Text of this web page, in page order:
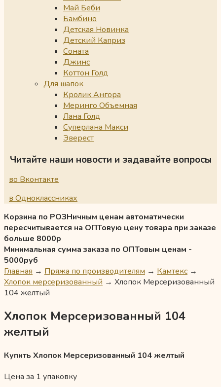
Май Беби
Бамбино
Детская Новинка
Детский Каприз
Соната
Джинс
Коттон Голд
Для шапок
Кролик Ангора
Меринго Объемная
Лана Голд
Суперлана Макси
Эверест
Читайте наши новости и задавайте вопросы
во Вконтакте
в Одноклассниках
Корзина по РОЗНичным ценам автоматически
пересчитывается на ОПТовую цену товара при заказе
больше 8000р
Минимальная сумма заказа по ОПТовым ценам -
5000руб
Главная → Пряжа по производителям → Камтекс →
Хлопок мерсеризованный → Хлопок Мерсеризованный
104 желтый
Хлопок Мерсеризованный 104
желтый
Купить Хлопок Мерсеризованный 104 желтый
Цена за 1 упаковку